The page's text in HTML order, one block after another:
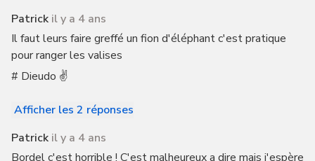
Patrick il y a 4 ans
Il faut leurs faire greffé un fion d'éléphant c'est pratique
pour ranger les valises
# Dieudo ✌️
Afficher les 2 réponses
Patrick il y a 4 ans
Bordel c'est horrible ! C'est malheureux a dire mais j'espère